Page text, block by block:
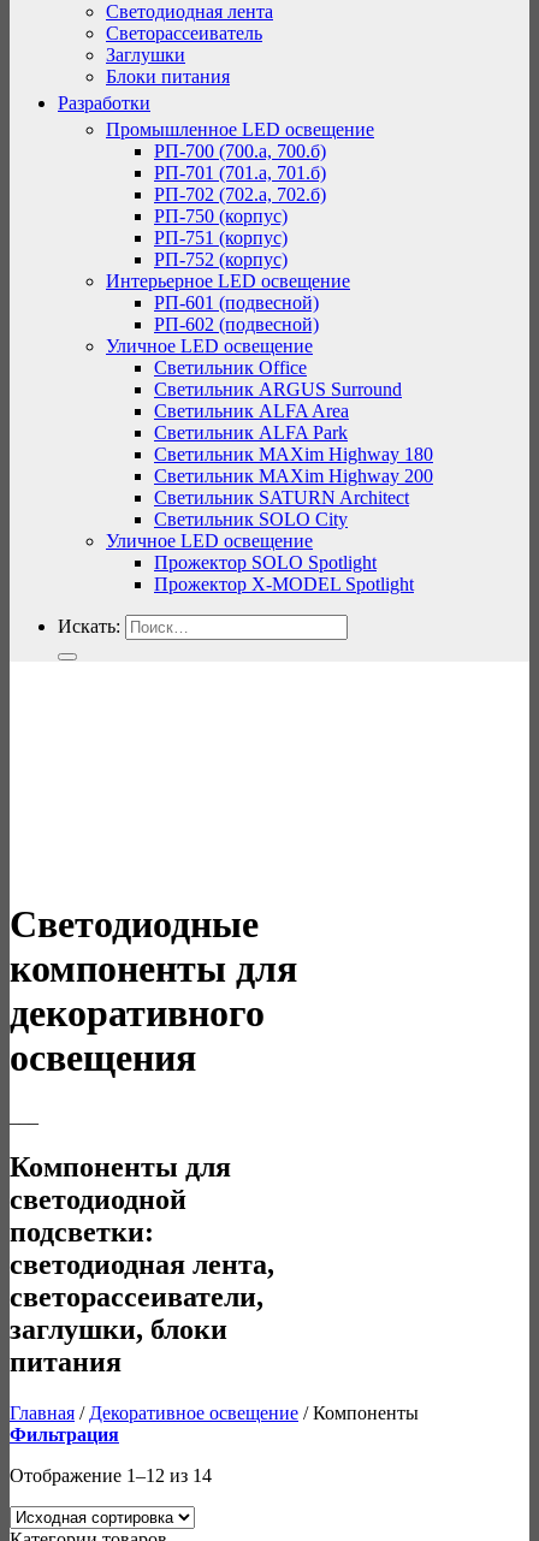
Светодиодная лента
Светорассеиватель
Заглушки
Блоки питания
Разработки
Промышленное LED освещение
РП-700 (700.а, 700.б)
РП-701 (701.а, 701.б)
РП-702 (702.а, 702.б)
РП-750 (корпус)
РП-751 (корпус)
РП-752 (корпус)
Интерьерное LED освещение
РП-601 (подвесной)
РП-602 (подвесной)
Уличное LED освещение
Светильник Office
Светильник ARGUS Surround
Светильник ALFA Area
Светильник ALFA Park
Светильник MAXim Highway 180
Светильник MAXim Highway 200
Светильник SATURN Architect
Светильник SOLO City
Уличное LED освещение
Прожектор SOLO Spotlight
Прожектор X-MODEL Spotlight
Искать:
Светодиодные
компоненты для
декоративного
освещения
Компоненты для
светодиодной
подсветки:
светодиодная лента,
светорассеиватели,
заглушки, блоки
питания
Главная / Декоративное освещение /Компоненты
Фильтрация
Отображение 1–12 из 14